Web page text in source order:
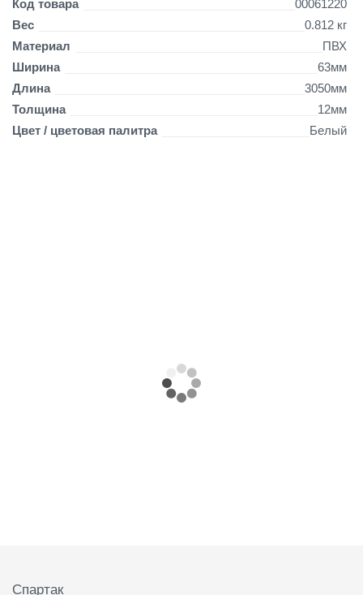
Детали
Код товара
00061220
Вес
0.812 кг
Материал
ПВХ
Ширина
63мм
Длина
3050мм
Толщина
12мм
Цвет / цветовая палитра
Белый
Спартак